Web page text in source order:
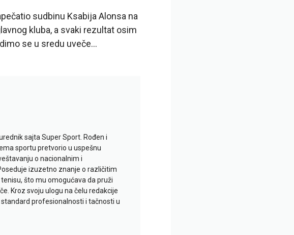
sudbinu Ksabija Alonsa na
kluba, a svaki rezultat osim
se u sredu uveče…
sajta Super Sport. Rođen i
sportu pretvorio u uspešnu
o nacionalnim i
izuzetno znanje o različitim
što mu omogućava da pruži
Kroz svoju ulogu na čelu redakcije
profesionalnosti i tačnosti u